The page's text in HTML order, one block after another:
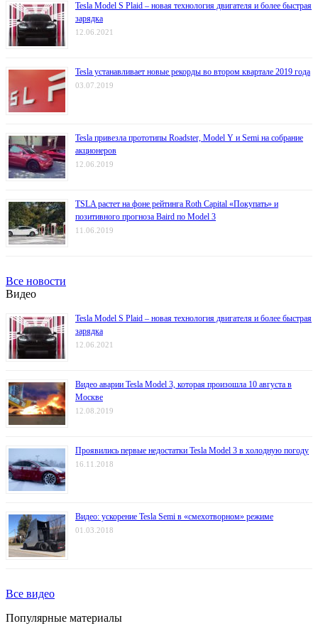
Tesla Model S Plaid – новая технология двигателя и более быстрая
зарядка
12.06.2021
Tesla устанавливает новые рекорды во втором квартале 2019 года
03.07.2019
Tesla привезла прототипы Roadster, Model Y и Semi на собрание
акционеров
12.06.2019
TSLA растет на фоне рейтинга Roth Capital «Покупать» и
позитивного прогноза Baird по Model 3
11.06.2019
Все новости
Видео
Tesla Model S Plaid – новая технология двигателя и более быстрая
зарядка
12.06.2021
Видео аварии Tesla Model 3, которая произошла 10 августа в
Москве
12.08.2019
Проявились первые недостатки Tesla Model 3 в холодную погоду
16.11.2018
Видео: ускорение Tesla Semi в «смехотворном» режиме
01.03.2018
Все видео
Популярные материалы